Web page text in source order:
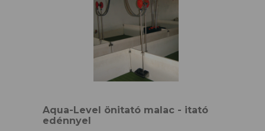
Aqua-Level önitató malac - itató
edénnyel